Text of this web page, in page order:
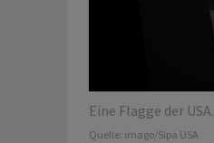
Eine Flagge der USA.
Quelle: imago/Sipa USA